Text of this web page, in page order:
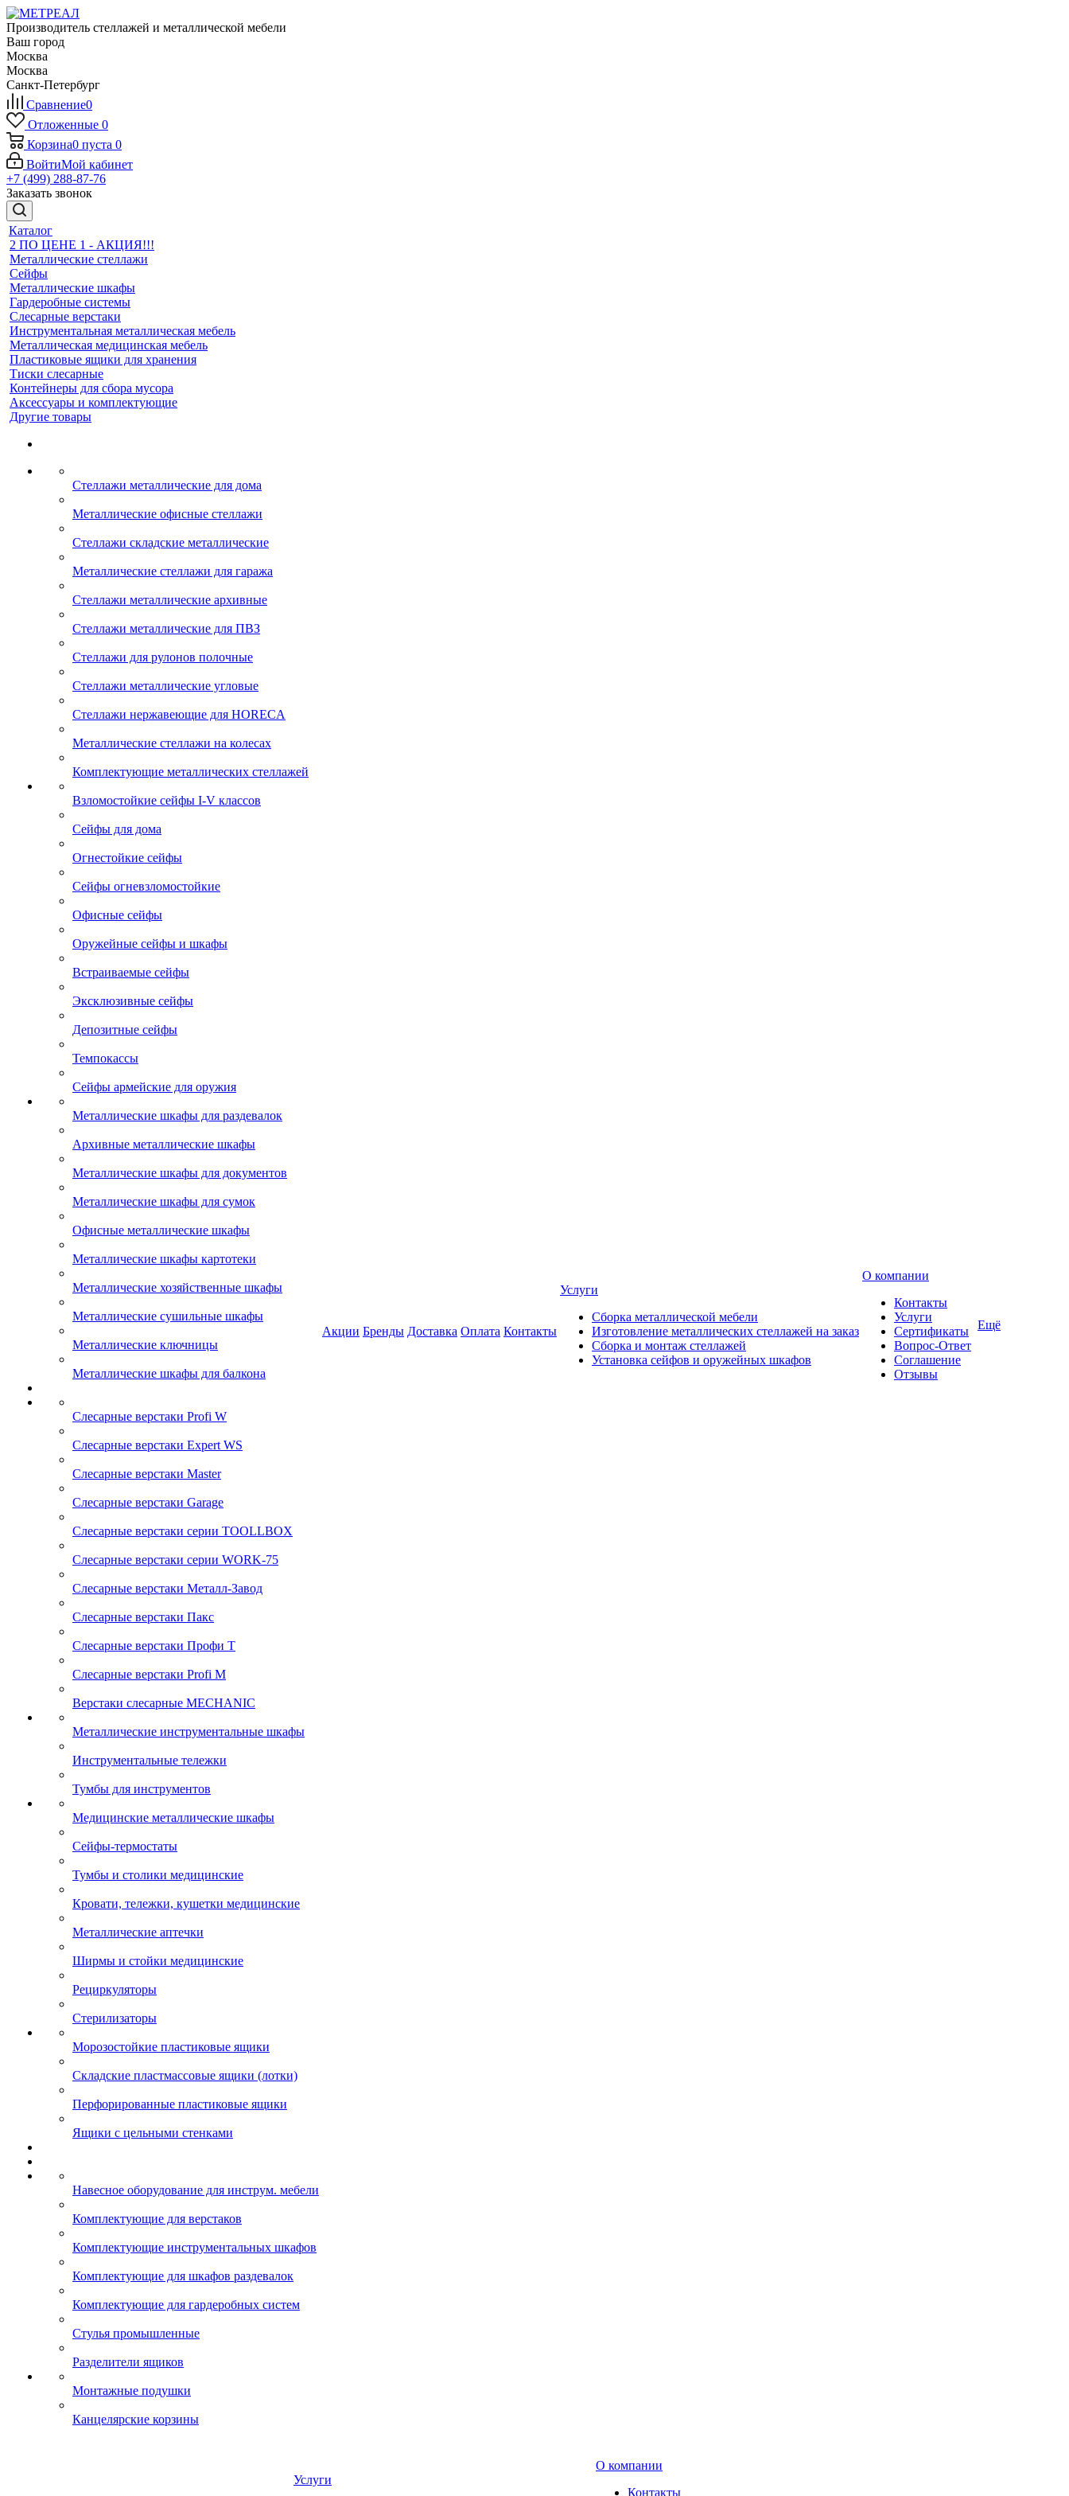
Производитель стеллажей и металлической мебели
Ваш город
Москва
Москва
Санкт-Петербург
Сравнение0
Отложенные 0
Корзина0 пуста 0
ВойтиМой кабинет
+7 (499) 288-87-76
Заказать звонок
Каталог
2 ПО ЦЕНЕ 1 - АКЦИЯ!!!
Металлические стеллажи
Сейфы
Металлические шкафы
Гардеробные системы
Слесарные верстаки
Инструментальная металлическая мебель
Металлическая медицинская мебель
Пластиковые ящики для хранения
Тиски слесарные
Контейнеры для сбора мусора
Аксессуары и комплектующие
Другие товары
Стеллажи металлические для дома
Металлические офисные стеллажи
Стеллажи складские металлические
Металлические стеллажи для гаража
Стеллажи металлические архивные
Стеллажи металлические для ПВЗ
Стеллажи для рулонов полочные
Стеллажи металлические угловые
Стеллажи нержавеющие для HORECA
Металлические стеллажи на колесах
Комплектующие металлических стеллажей
Взломостойкие сейфы I-V классов
Сейфы для дома
Огнестойкие сейфы
Сейфы огневзломостойкие
Офисные сейфы
Оружейные сейфы и шкафы
Встраиваемые сейфы
Эксклюзивные сейфы
Депозитные сейфы
Темпокассы
Сейфы армейские для оружия
Металлические шкафы для раздевалок
Архивные металлические шкафы
Металлические шкафы для документов
Металлические шкафы для сумок
Офисные металлические шкафы
Металлические шкафы картотеки
Металлические хозяйственные шкафы
Металлические сушильные шкафы
Металлические ключницы
Металлические шкафы для балкона
Слесарные верстаки Profi W
Слесарные верстаки Expert WS
Слесарные верстаки Master
Слесарные верстаки Garage
Слесарные верстаки серии TOOLLBOX
Слесарные верстаки серии WORK-75
Слесарные верстаки Металл-Завод
Слесарные верстаки Пакс
Слесарные верстаки Профи Т
Слесарные верстаки Profi M
Верстаки слесарные MECHANIC
Металлические инструментальные шкафы
Инструментальные тележки
Тумбы для инструментов
Медицинские металлические шкафы
Сейфы-термостаты
Тумбы и столики медицинские
Кровати, тележки, кушетки медицинские
Металлические аптечки
Ширмы и стойки медицинские
Рециркуляторы
Стерилизаторы
Морозостойкие пластиковые ящики
Складские пластмассовые ящики (лотки)
Перфорированные пластиковые ящики
Ящики с цельными стенками
Навесное оборудование для инструм. мебели
Комплектующие для верстаков
Комплектующие инструментальных шкафов
Комплектующие для шкафов раздевалок
Комплектующие для гардеробных систем
Стулья промышленные
Разделители ящиков
Монтажные подушки
Канцелярские корзины
Акции Бренды Доставка Оплата Контакты
Услуги
Сборка металлической мебели
Изготовление металлических стеллажей на заказ
Сборка и монтаж стеллажей
Установка сейфов и оружейных шкафов
О компании
Контакты
Услуги
Сертификаты
Вопрос-Ответ
Соглашение
Отзывы
Ещё
Услуги
О компании
Контакты